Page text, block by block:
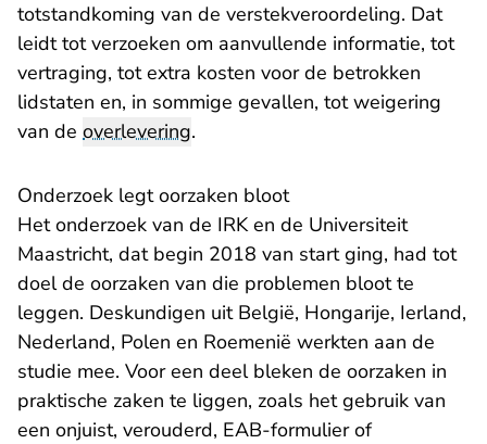
totstandkoming van de verstekveroordeling. Dat
leidt tot verzoeken om aanvullende informatie, tot
vertraging, tot extra kosten voor de betrokken
lidstaten en, in sommige gevallen, tot weigering
van de overlevering.
Onderzoek legt oorzaken bloot
Het onderzoek van de IRK en de Universiteit
Maastricht, dat begin 2018 van start ging, had tot
doel de oorzaken van die problemen bloot te
leggen. Deskundigen uit België, Hongarije, Ierland,
Nederland, Polen en Roemenië werkten aan de
studie mee. Voor een deel bleken de oorzaken in
praktische zaken te liggen, zoals het gebruik van
een onjuist, verouderd, EAB-formulier of